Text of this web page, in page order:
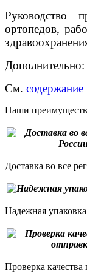
Руководство
ортопедов,
Дополнительно:
См.
Наши
Доставка во все
Надежная упаковка
Проверка качества